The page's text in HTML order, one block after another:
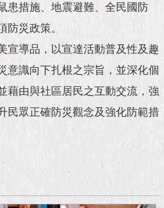
患措施、地震避難、全民國防
防災政策。
宣導品，以宣達活動普及性及趣
意識向下扎根之宗旨，並深化個
藉由與社區居民之互動交流，強
民眾正確防災觀念及強化防範措